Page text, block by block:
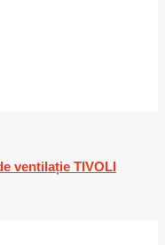
ventilație TIVOLI